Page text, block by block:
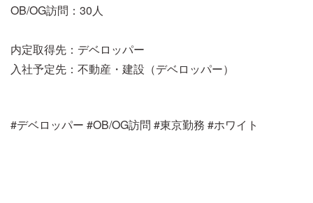
OB/OG訪問：30人
内定取得先：デベロッパー
入社予定先：不動産・建設（デベロッパー）
#デベロッパー #OB/OG訪問 #東京勤務 #ホワイト